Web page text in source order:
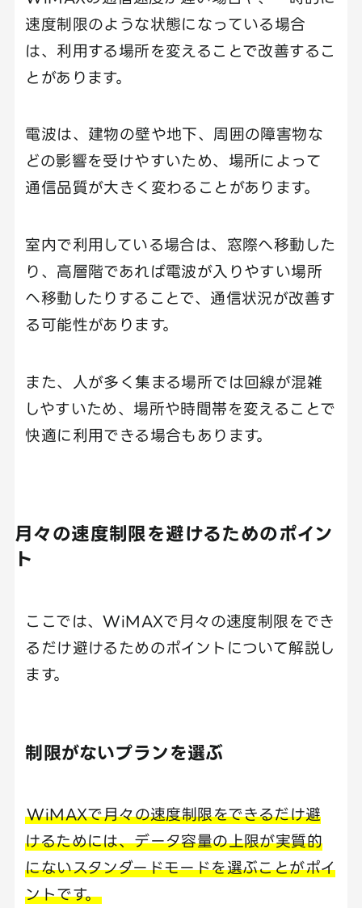
速度制限のような状態になっている場合
は、利用する場所を変えることで改善するこ
とがあります。
電波は、建物の壁や地下、周囲の障害物な
どの影響を受けやすいため、場所によって
通信品質が大きく変わることがあります。
室内で利用している場合は、窓際へ移動した
り、高層階であれば電波が入りやすい場所
へ移動したりすることで、通信状況が改善す
る可能性があります。
また、人が多く集まる場所では回線が混雑
しやすいため、場所や時間帯を変えることで
快適に利用できる場合もあります。
月々の速度制限を避けるためのポイン
ト
ここでは、WiMAXで月々の速度制限をでき
るだけ避けるためのポイントについて解説し
ます。
制限がないプランを選ぶ
WiMAXで月々の速度制限をできるだけ避
けるためには、データ容量の上限が実質的
にないスタンダードモードを選ぶことがポイ
ントです。